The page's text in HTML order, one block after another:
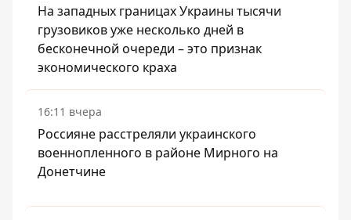
На западных границах Украины тысячи
грузовиков уже несколько дней в
бесконечной очереди – это признак
экономического краха
16:11 вчера
Россияне расстреляли украинского
военнопленного в районе Мирного на
Донетчине